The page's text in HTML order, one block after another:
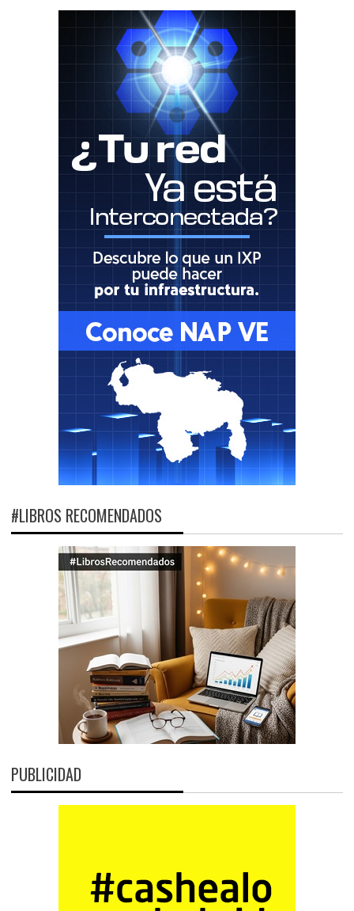
#LIBROS RECOMENDADOS
PUBLICIDAD